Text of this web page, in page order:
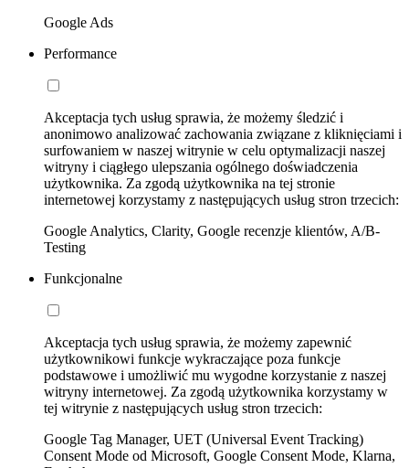
Google Ads
Performance
Akceptacja tych usług sprawia, że możemy śledzić i
anonimowo analizować zachowania związane z kliknięciami i
surfowaniem w naszej witrynie w celu optymalizacji naszej
witryny i ciągłego ulepszania ogólnego doświadczenia
użytkownika. Za zgodą użytkownika na tej stronie
internetowej korzystamy z następujących usług stron trzecich:
Google Analytics, Clarity, Google recenzje klientów, A/B-
Testing
Funkcjonalne
Akceptacja tych usług sprawia, że możemy zapewnić
użytkownikowi funkcje wykraczające poza funkcje
podstawowe i umożliwić mu wygodne korzystanie z naszej
witryny internetowej. Za zgodą użytkownika korzystamy w
tej witrynie z następujących usług stron trzecich:
Google Tag Manager, UET (Universal Event Tracking)
Consent Mode od Microsoft, Google Consent Mode, Klarna,